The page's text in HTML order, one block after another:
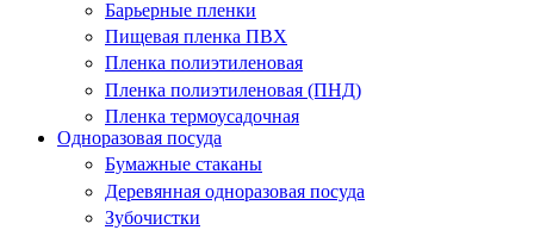
Барьерные пленки
Пищевая пленка ПВХ
Пленка полиэтиленовая
Пленка полиэтиленовая (ПНД)
Пленка термоусадочная
Одноразовая посуда
Бумажные стаканы
Деревянная одноразовая посуда
Зубочистки